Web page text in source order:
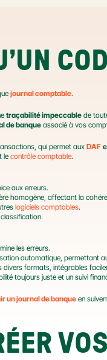
journal comptable.
traçabilité impeccable de
de banque associé à vos
qui permet aux DAF
le contrôle comptable.
aux erreurs.
homogène, affectant la
logiciels comptables.
les erreurs.
automatique, permettant
divers formats, intégrables
toujours juste et un suivi
un journal de banque en